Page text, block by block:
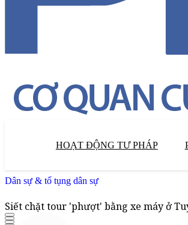
HOẠT ĐỘNG TƯ PHÁP
Dân sự & tố tụng dân sự
Siết chặt tour 'phượt' bằng xe máy ở